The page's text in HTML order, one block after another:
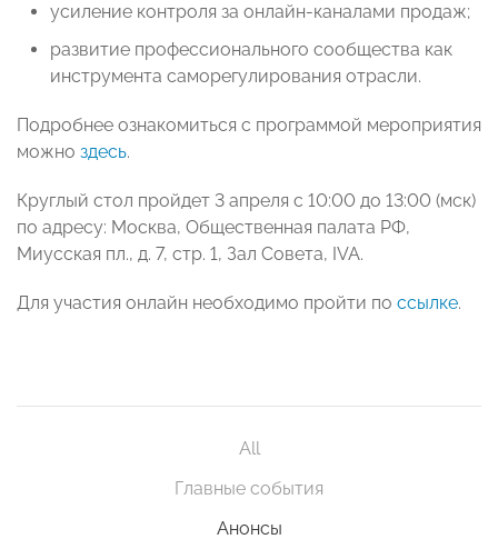
усиление контроля за онлайн-каналами продаж;
развитие профессионального сообщества как
инструмента саморегулирования отрасли.
Подробнее ознакомиться с программой мероприятия
можно здесь.
Круглый стол пройдет 3 апреля с 10:00 до 13:00 (мск)
по адресу: Москва, Общественная палата РФ,
Миусская пл., д. 7, стр. 1, Зал Совета, IVA.
Для участия онлайн необходимо пройти по ссылке.
All
Главные события
Анонсы